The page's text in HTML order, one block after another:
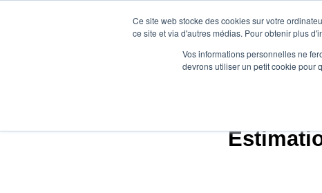
Ce site web stocke des cookies sur votre
ce site et via d'autres médias. Pour obtenir plus
Vos informations personnelles ne
devrons utiliser un petit cookie pour